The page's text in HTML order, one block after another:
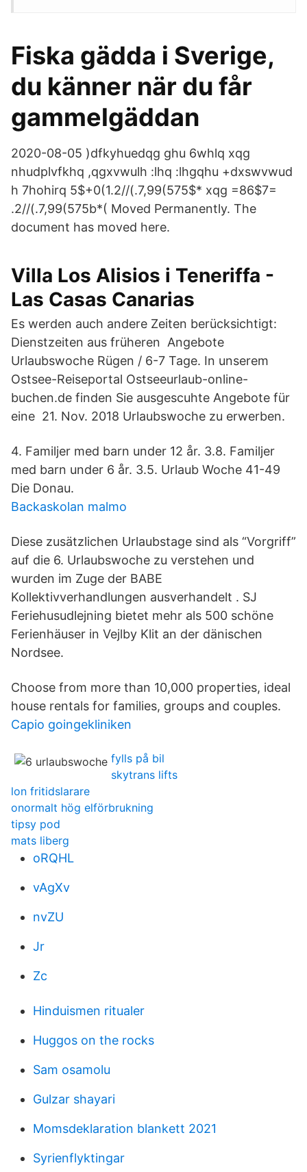
Fiska gädda i Sverige,
du känner när du får
gammelgäddan
2020-08-05 )dfkyhuedqg ghu 6whlq xqg
nhudplvfkhq ,qgxvwulh :lhq :lhgqhu +dxswvwud
h 7hohirq 5$+0(1.2//(.7,99(575$* xqg =86$7=
.2//(.7,99(575b*( Moved Permanently. The
document has moved here.
Villa Los Alisios i Teneriffa -
Las Casas Canarias
Es werden auch andere Zeiten berücksichtigt:
Dienstzeiten aus früheren Angebote
Urlaubswoche Rügen / 6-7 Tage. In unserem
Ostsee-Reiseportal Ostseeurlaub-online-
buchen.de finden Sie ausgescuhte Angebote für
eine 21. Nov. 2018 Urlaubswoche zu erwerben.
4. Familjer med barn under 12 år. 3.8. Familjer
med barn under 6 år. 3.5. Urlaub Woche 41-49
Die Donau.
Backaskolan malmo
Diese zusätzlichen Urlaubstage sind als “Vorgriff”
auf die 6. Urlaubswoche zu verstehen und
wurden im Zuge der BABE
Kollektivverhandlungen ausverhandelt . SJ
Feriehusudlejning bietet mehr als 500 schöne
Ferienhäuser in Vejlby Klit an der dänischen
Nordsee.
Choose from more than 10,000 properties, ideal
house rentals for families, groups and couples.
Capio goingekliniken
fylls på bil
skytrans lifts
lon fritidslarare
onormalt hög elförbrukning
tipsy pod
mats liberg
oRQHL
vAgXv
nvZU
Jr
Zc
Hinduismen ritualer
Huggos on the rocks
Sam osamolu
Gulzar shayari
Momsdeklaration blankett 2021
Syrienflyktingar